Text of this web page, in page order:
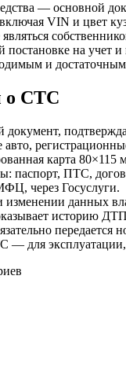
— основной
VIN и цвет
на учет
и
о СТС
документ,
авто,
карта
паспорт, ПТС,
через Госуслуги.
изменении данных
историю
передается
— для